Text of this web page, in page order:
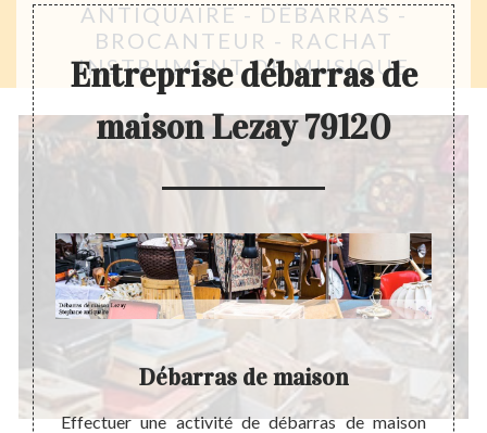
ANTIQUAIRE - DÉBARRAS -
BROCANTEUR - RACHAT
INSTRUMENT DE MUSIQUE
Entreprise débarras de
maison Lezay 79120
votre
Débarras de maison
Effectuer une activité de débarras de maison Avant